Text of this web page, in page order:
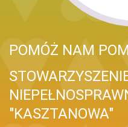
POMÓŻ NAM
"KASZTANOWA"